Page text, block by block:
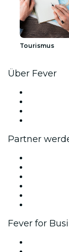
Tourismus
Über Fever
Partner
Fever for